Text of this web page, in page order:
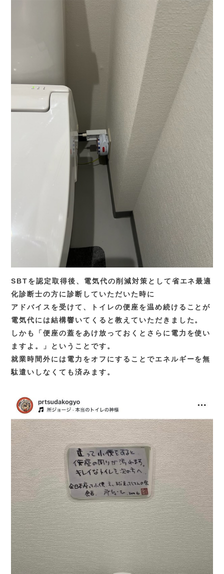
SBTを認定取得後、電気代の削減対策として省エネ最適
化診断士の方に診断していただいた時に
アドバイスを受けて、トイレの便座を温め続けることが
電気代には結構響いてくると教えていただきました。
しかも「便座の蓋をあけ放っておくとさらに電力を使い
ますよ。」ということです。
就業時間外には電力をオフにすることでエネルギーを無
駄遣いしなくても済みます。